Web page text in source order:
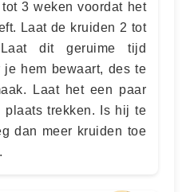
3 weken voordat het
Laat de kruiden 2 tot
dit geruime tijd
hem bewaart, des te
Laat het een paar
plaats trekken. Is hij te
dan meer kruiden toe